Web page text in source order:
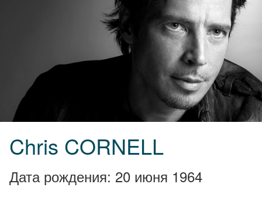
Chris CORNELL
Дата рождения: 20 июня 1964